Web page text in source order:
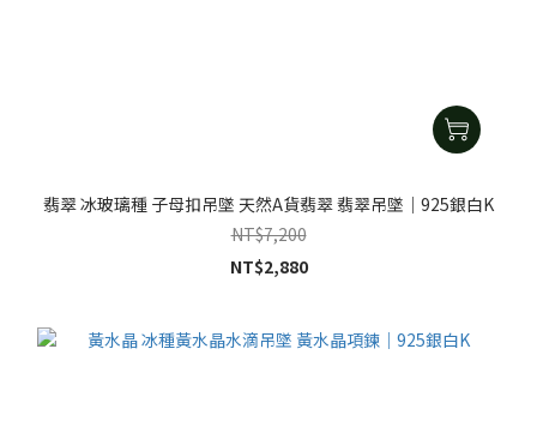
翡翠 冰玻璃種 子母扣吊墜 天然A貨翡翠 翡翠吊墜｜925銀白K
NT$7,200
NT$2,880